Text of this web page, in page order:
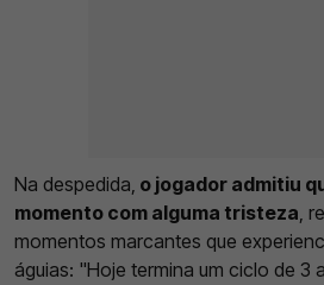
Na despedida, o jogador admitiu
momento com alguma tristeza,
momentos marcantes que
águias: "Hoje termina um ciclo de 3